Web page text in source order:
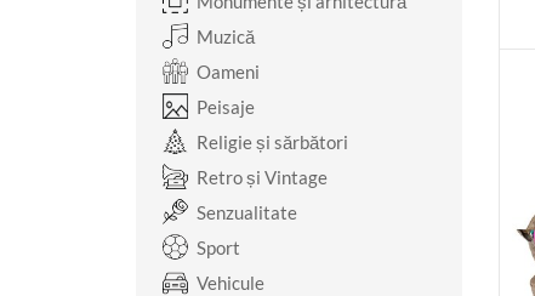
Muzică
Oameni
Peisaje
Religie și sărbători
Retro și Vintage
Senzualitate
Sport
Vehicule